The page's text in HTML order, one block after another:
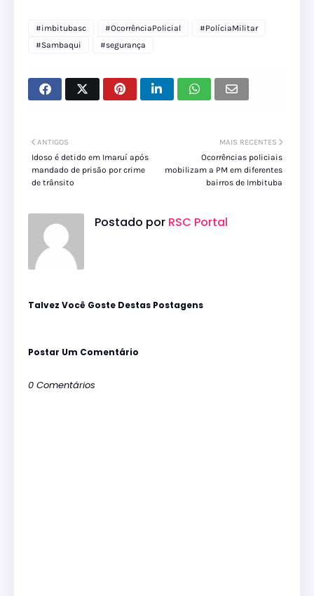
#imbitubasc #OcorrênciaPolicial
#PolíciaMilitar
#Sambaqui
#segurança
MAIS RECENTES
Ocorrências policiais
mobilizam a PM em diferentes
bairros de Imbituba
ANTIGOS
Idoso é detido em Imaruí após
mandado de prisão por crime
de trânsito
Postado por RSC Portal
Talvez Você Goste Destas Postagens
Postar Um Comentário
0 Comentários